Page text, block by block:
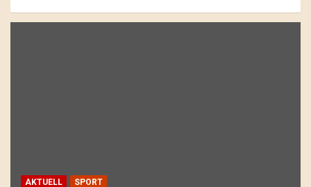
AKTUELL SPORT